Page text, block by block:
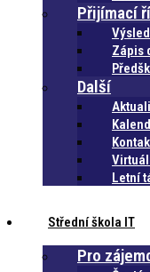
Přijímací
Zápis
Další
Letní
Střední škola IT
Pro